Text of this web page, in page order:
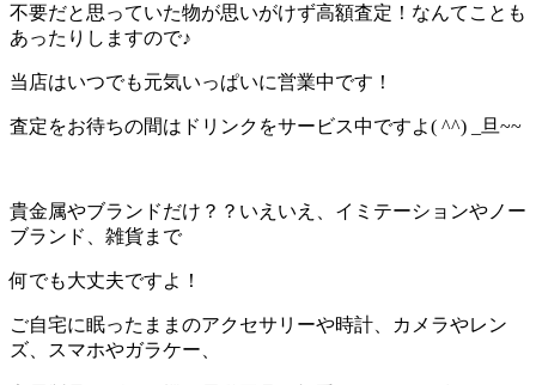
不要だと思っていた物が思いがけず高額査定！なんてことも
あったりしますので♪
当店はいつでも元気いっぱいに営業中です！
査定をお待ちの間はドリンクをサービス中ですよ( ^^) _旦~~
貴金属やブランドだけ？？いえいえ、イミテーションやノー
ブランド、雑貨まで
何でも大丈夫ですよ！
ご自宅に眠ったままのアクセサリーや時計、カメラやレン
ズ、スマホやガラケー、